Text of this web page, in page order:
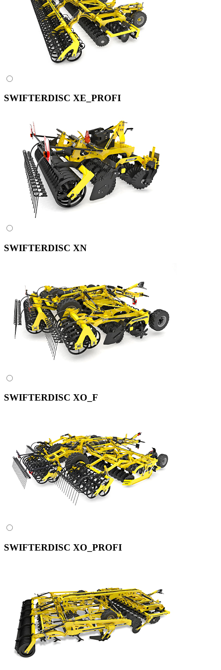
SWIFTERDISC XE_PROFI
SWIFTERDISC XN
SWIFTERDISC XO_F
SWIFTERDISC XO_PROFI